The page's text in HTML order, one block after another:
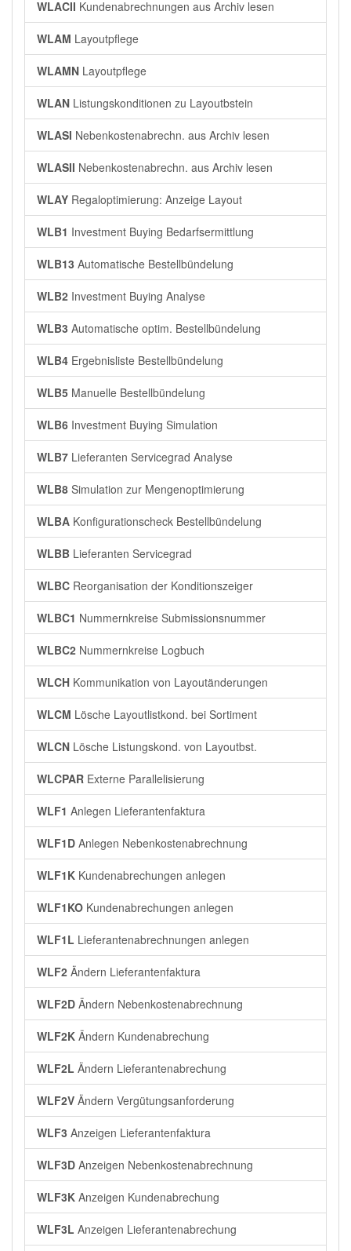
WLACII Kundenabrechnungen aus Archiv lesen
WLAM Layoutpflege
WLAMN Layoutpflege
WLAN Listungskonditionen zu Layoutbstein
WLASI Nebenkostenabrechn. aus Archiv lesen
WLASII Nebenkostenabrechn. aus Archiv lesen
WLAY Regaloptimierung: Anzeige Layout
WLB1 Investment Buying Bedarfsermittlung
WLB13 Automatische Bestellbündelung
WLB2 Investment Buying Analyse
WLB3 Automatische optim. Bestellbündelung
WLB4 Ergebnisliste Bestellbündelung
WLB5 Manuelle Bestellbündelung
WLB6 Investment Buying Simulation
WLB7 Lieferanten Servicegrad Analyse
WLB8 Simulation zur Mengenoptimierung
WLBA Konfigurationscheck Bestellbündelung
WLBB Lieferanten Servicegrad
WLBC Reorganisation der Konditionszeiger
WLBC1 Nummernkreise Submissionsnummer
WLBC2 Nummernkreise Logbuch
WLCH Kommunikation von Layoutänderungen
WLCM Lösche Layoutlistkond. bei Sortiment
WLCN Lösche Listungskond. von Layoutbst.
WLCPAR Externe Parallelisierung
WLF1 Anlegen Lieferantenfaktura
WLF1D Anlegen Nebenkostenabrechnung
WLF1K Kundenabrechungen anlegen
WLF1KO Kundenabrechungen anlegen
WLF1L Lieferantenabrechnungen anlegen
WLF2 Ändern Lieferantenfaktura
WLF2D Ändern Nebenkostenabrechnung
WLF2K Ändern Kundenabrechung
WLF2L Ändern Lieferantenabrechung
WLF2V Ändern Vergütungsanforderung
WLF3 Anzeigen Lieferantenfaktura
WLF3D Anzeigen Nebenkostenabrechnung
WLF3K Anzeigen Kundenabrechung
WLF3L Anzeigen Lieferantenabrechung